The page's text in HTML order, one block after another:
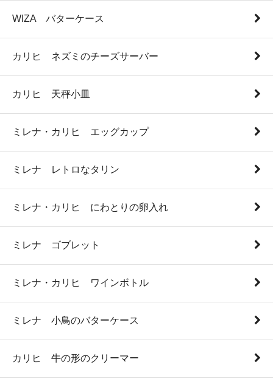
WIZA バターケース
カリヒ ネズミのチーズサーバー
カリヒ 天秤小皿
ミレナ・カリヒ エッグカップ
ミレナ レトロなタリン
ミレナ・カリヒ にわとりの卵入れ
ミレナ ゴブレット
ミレナ・カリヒ ワインボトル
ミレナ 小鳥のバターケース
カリヒ 牛の形のクリーマー